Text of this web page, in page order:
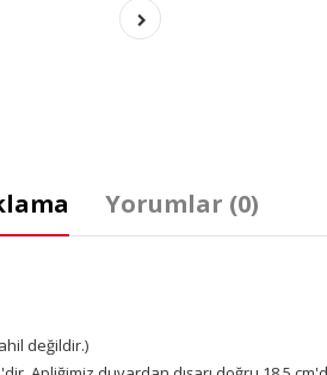
Yorumlar (0)
değildir.)